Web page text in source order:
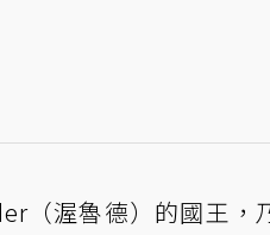
（渥魯德）的國王，